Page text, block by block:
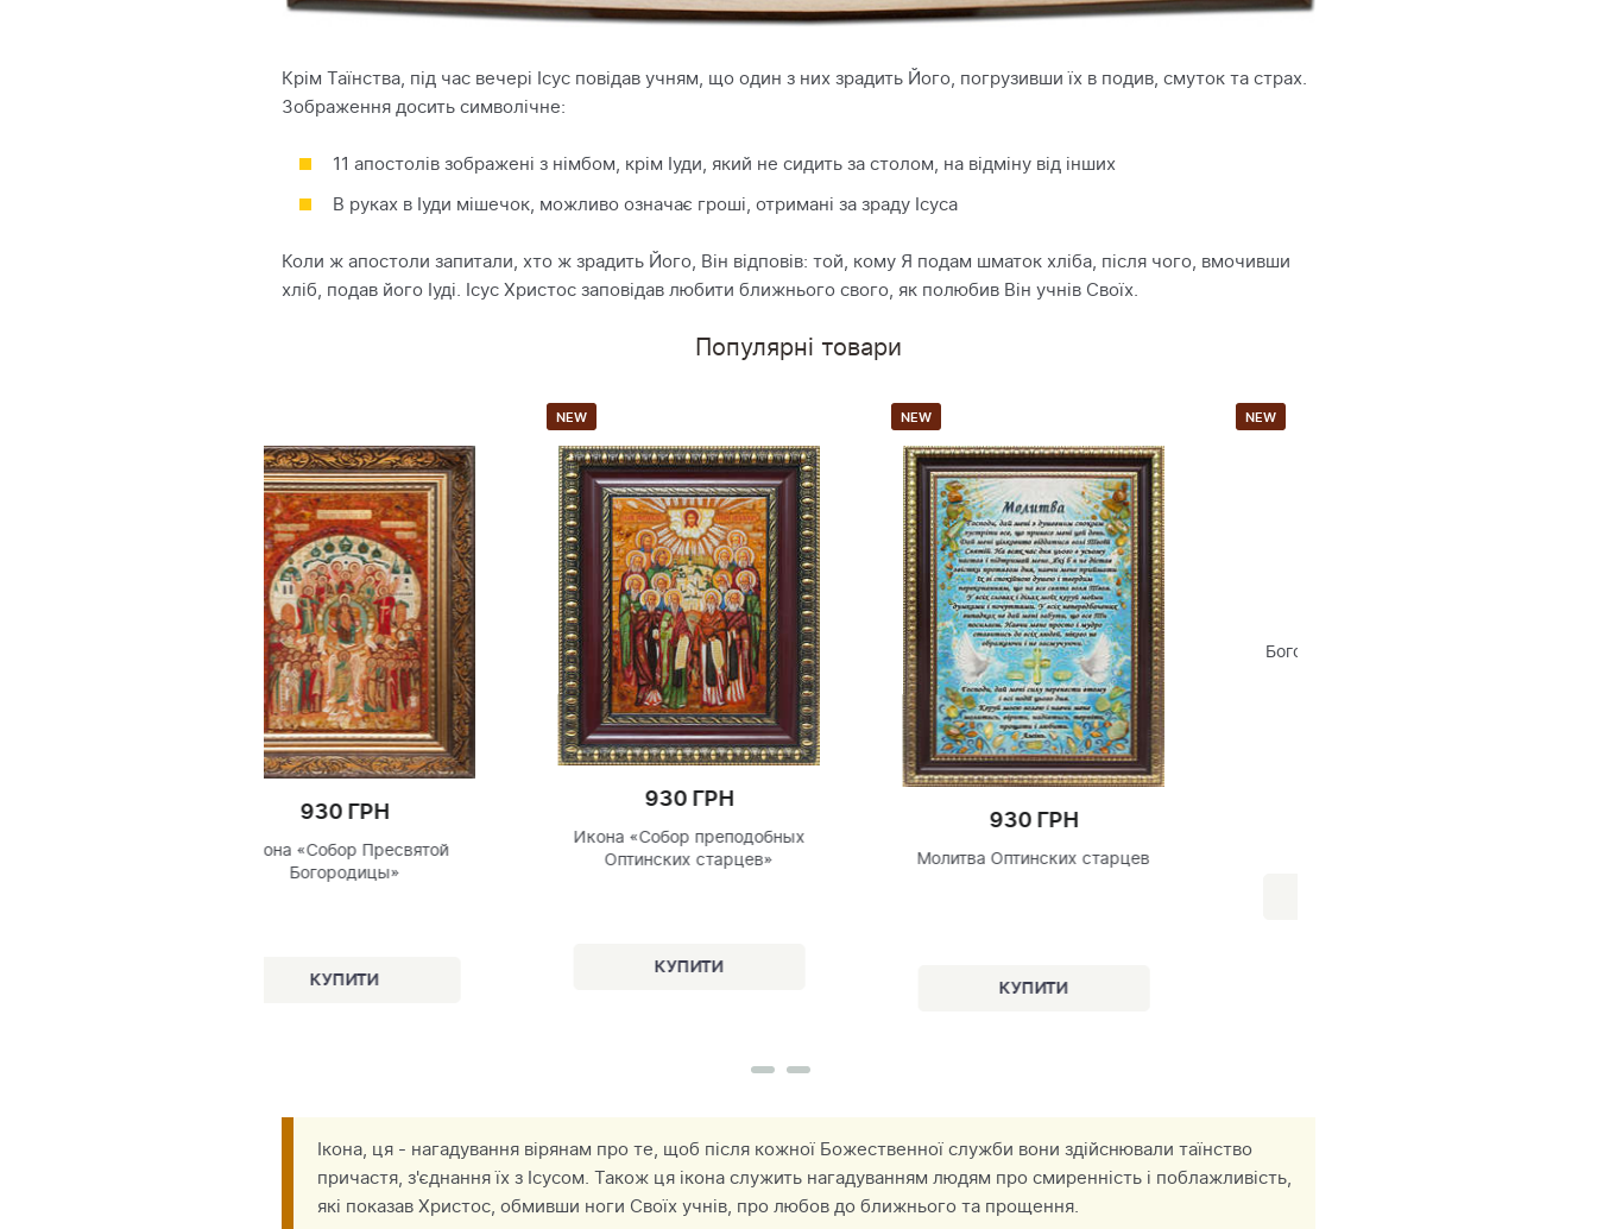
Крім Таїнства, під час вечері Ісус повідав учням, що один з них зрадить Його, погрузивши їх в подив, смуток та страх.
Зображення досить символічне:
11 апостолів зображені з німбом, крім Іуди, який не сидить за столом, на відміну від інших
В руках в Іуди мішечок, можливо означає гроші, отримані за зраду Ісуса
Коли ж апостоли запитали, хто ж зрадить Його, Він відповів: той, кому Я подам шматок хліба, після чого, вмочивши
хліб, подав його Іуді. Ісус Христос заповідав любити ближнього свого, як полюбив Він учнів Своїх.
Популярні товари
Оптинских старцев»
Молитва Оптинских старцев
930 ГРН
Боголюбская икона Божьей
Матери
Ікона, ця - нагадування вірянам про те, щоб після кожної Божественної служби вони здійснювали таїнство
причастя, з'єднання їх з Ісусом. Також ця ікона служить нагадуванням людям про смиренність і поблажливість,
які показав Христос, обмивши ноги Своїх учнів, про любов до ближнього та прощення.